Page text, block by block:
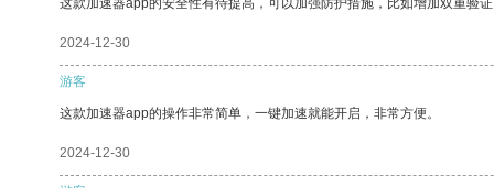
这款加速器app的安全性有待提高，可以加强防护措施，比如增加双重验证
2024-12-30
游客
这款加速器app的操作非常简单，一键加速就能开启，非常方便。
2024-12-30